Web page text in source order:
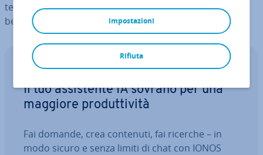
testo e vi il­lu­stria­mo alcuni esempi di pagine “Chi sono”
ben riuscite.
IONOS GPT
Il tuo as­si­sten­te IA sovrano per una
maggiore pro­dut­ti­vi­tà
Fai domande, crea contenuti, fai ricerche – in
modo sicuro e senza limiti di chat con IONOS
Rifiuta
impostazioni